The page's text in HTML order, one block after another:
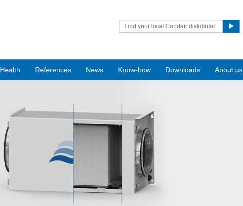
Find your local Condair distributor
Health References News Know-how Downloads About us